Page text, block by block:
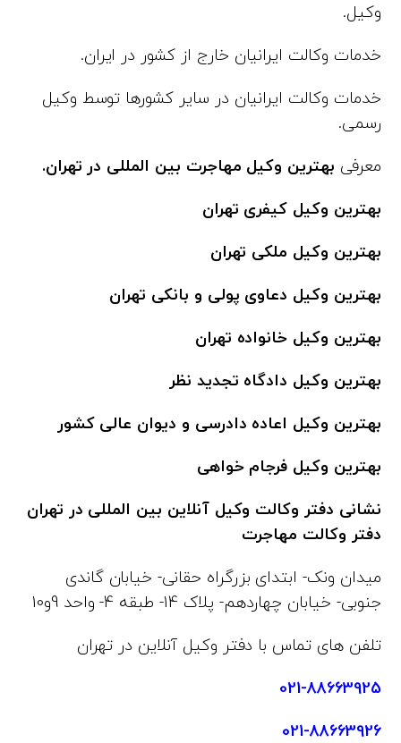
وکیل.
خدمات وکالت ایرانیان خارج از کشور در ایران.
خدمات وکالت ایرانیان در سایر کشورها توسط وکیل
رسمی.
معرفی بهترین وکیل مهاجرت بین المللی در تهران.
بهترین وکیل کیفری تهران
بهترین وکیل ملکی تهران
بهترین وکیل دعاوی پولی و بانکی تهران
بهترین وکیل خانواده تهران
بهترین وکیل دادگاه تجدید نظر
بهترین وکیل اعاده دادرسی و دیوان عالی کشور
بهترین وکیل فرجام خواهی
نشانی دفتر وکالت وکیل آنلاین بین المللی در تهران
دفتر وکالت مهاجرت
میدان ونک- ابتدای بزرگراه حقانی- خیابان گاندی
جنوبی- خیابان چهاردهم- پلاک 14- طبقه 4- واحد 9و10
تلفن های تماس با دفتر وکیل آنلاین در تهران
021-88663925
021-88663926